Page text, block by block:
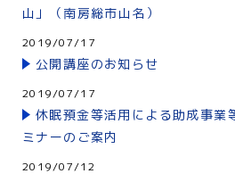
山」（南房総市山名）
2019/07/17
公開講座のお知らせ
2019/07/17
休眠預金等活用による助成事業
ミナーのご案内
2019/07/12